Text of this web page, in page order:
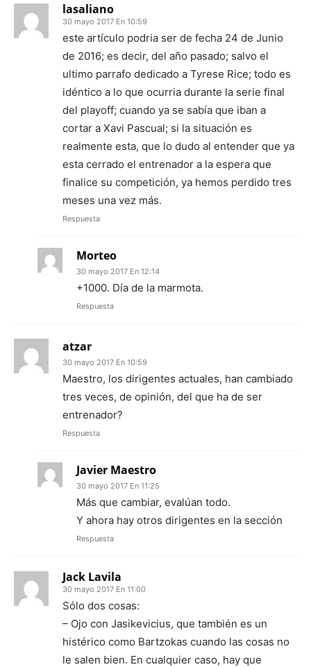
lasaliano
30 mayo 2017 En 10:59
este artículo podria ser de fecha 24 de Junio
de 2016; es decir, del año pasado; salvo el
ultimo parrafo dedicado a Tyrese Rice; todo es
idéntico a lo que ocurria durante la serie final
del playoff; cuando ya se sabía que iban a
cortar a Xavi Pascual; si la situación es
realmente esta, que lo dudo al entender que ya
esta cerrado el entrenador a la espera que
finalice su competición, ya hemos perdido tres
meses una vez más.
Respuesta
Morteo
30 mayo 2017 En 12:14
+1000. Día de la marmota.
Respuesta
atzar
30 mayo 2017 En 10:59
Maestro, los dirigentes actuales, han cambiado
tres veces, de opinión, del que ha de ser
entrenador?
Respuesta
Javier Maestro
30 mayo 2017 En 11:25
Más que cambiar, evalúan todo.
Y ahora hay otros dirigentes en la sección
Respuesta
Jack Lavila
30 mayo 2017 En 11:00
Sólo dos cosas:
– Ojo con Jasikevicius, que también es un
histérico como Bartzokas cuando las cosas no
le salen bien. En cualquier caso, hay que